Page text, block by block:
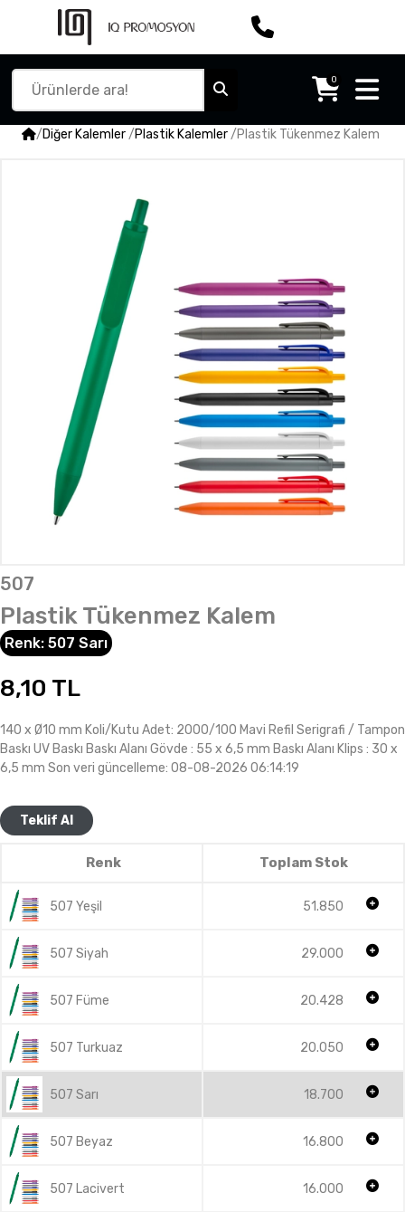
0
/Diğer Kalemler/Plastik Kalemler/Plastik Tükenmez Kalem
507
Plastik Tükenmez Kalem
Renk: 507 Sarı
8,10 TL
140 x Ø10 mm Koli/Kutu Adet: 2000/100 Mavi Refil Serigrafi / Tampon
Baskı UV Baskı Baskı Alanı Gövde : 55 x 6,5 mm Baskı Alanı Klips : 30 x
6,5 mm Son veri güncelleme: 08-08-2026 06:14:19
Teklif Al
Renk Toplam Stok
507 Yeşil 51.850
507 Siyah 29.000
507 Füme 20.428
507 Turkuaz 20.050
507 Sarı 18.700
507 Beyaz 16.800
507 Lacivert 16.000